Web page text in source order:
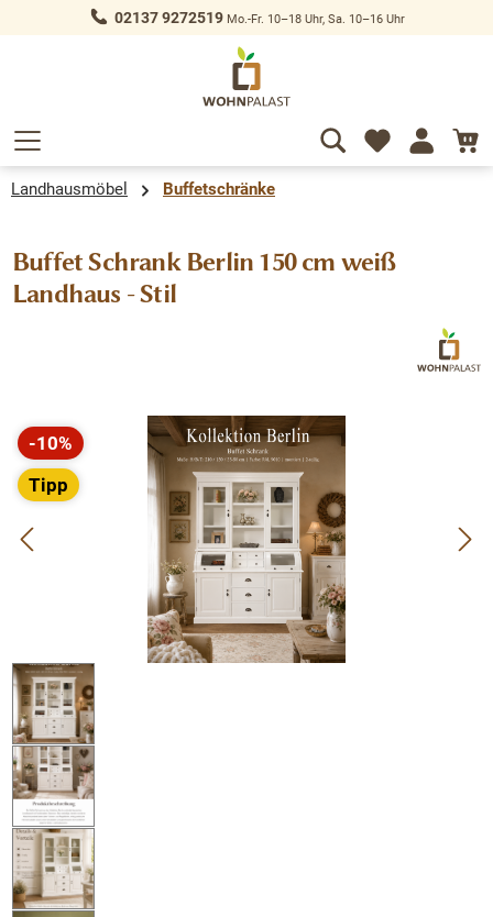
springen 02137 9272519Mo.-Fr. 10–18 Uhr, Sa. 10–16 Uhr
Landhausmöbel Buffetschränke
Buffet Schrank Berlin 150 cm weiß
Landhaus - Stil
Bildergalerie überspringen
-10%
Rabatt
Tipp